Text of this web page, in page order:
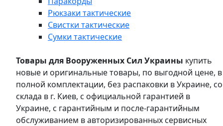
Рюкзаки тактические
Свистки тактические
Сумки тактические
Товары для Вооруженных Сил Украины купить
новые и оригинальные товары, по выгодной цене, в
полной комплектации, без распаковки в Украине, со
склада в г. Киев, с официальной гарантией в
Украине, с гарантийным и после-гарантийным
обслуживанием в авторизированных сервисных